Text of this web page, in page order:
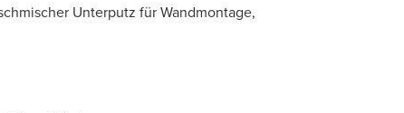
Unterputz für Wandmontage,